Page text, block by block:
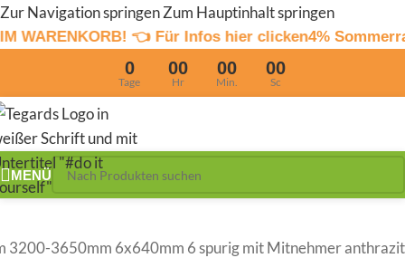
Zur Navigation springenZum Hauptinhalt springen
👈 Für Infos hier clicken4% Sommerrabatt und 2%
0
Tage
00
Hr
00
Min.
00
Sc
MENÜ
3200-3650mm 6x640mm 6 spurig mit Mitnehmer anthrazit